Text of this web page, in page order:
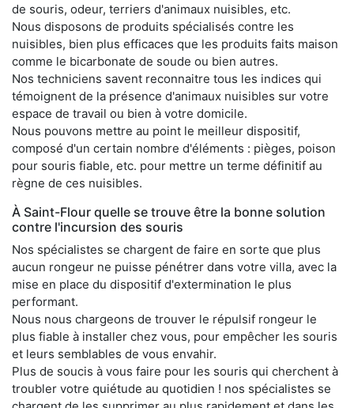
de souris, odeur, terriers d'animaux nuisibles, etc.
Nous disposons de produits spécialisés contre les
nuisibles, bien plus efficaces que les produits faits maison
comme le bicarbonate de soude ou bien autres.
Nos techniciens savent reconnaitre tous les indices qui
témoignent de la présence d'animaux nuisibles sur votre
espace de travail ou bien à votre domicile.
Nous pouvons mettre au point le meilleur dispositif,
composé d'un certain nombre d'éléments : pièges, poison
pour souris fiable, etc. pour mettre un terme définitif au
règne de ces nuisibles.
À Saint-Flour quelle se trouve être la bonne solution
contre l'incursion des souris
Nos spécialistes se chargent de faire en sorte que plus
aucun rongeur ne puisse pénétrer dans votre villa, avec la
mise en place du dispositif d'extermination le plus
performant.
Nous nous chargeons de trouver le répulsif rongeur le
plus fiable à installer chez vous, pour empêcher les souris
et leurs semblables de vous envahir.
Plus de soucis à vous faire pour les souris qui cherchent à
troubler votre quiétude au quotidien ! nos spécialistes se